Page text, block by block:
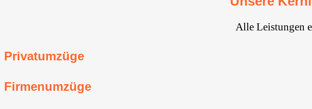
Alle Leistungen
Privatumzüge
Firmenumzüge